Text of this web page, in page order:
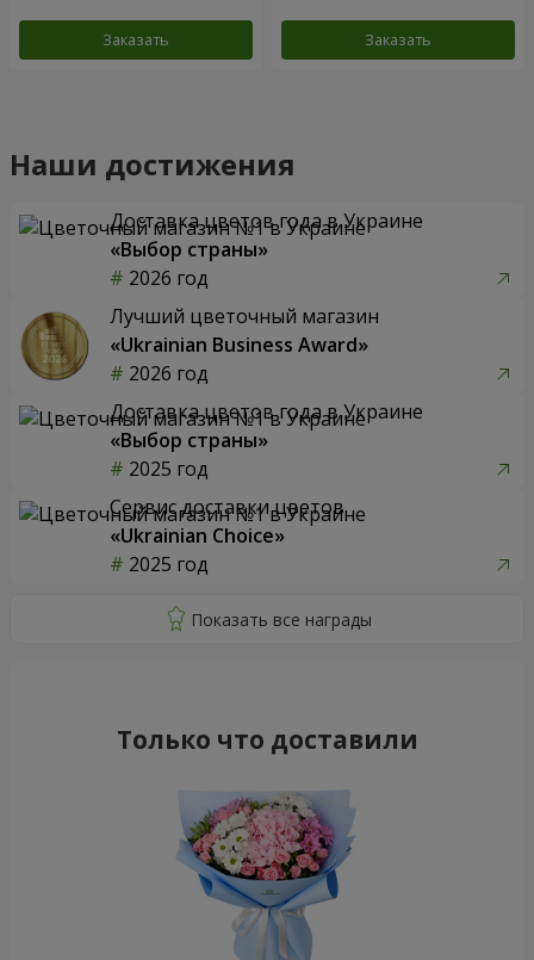
Заказать Заказать
Наши достижения
Доставка цветов года в Украине
«Выбор страны»
2026 год
Лучший цветочный магазин
«Ukrainian Business Award»
2026 год
Доставка цветов года в Украине
«Выбор страны»
2025 год
Сервис доставки цветов
«Ukrainian Choice»
2025 год
Только что доставили